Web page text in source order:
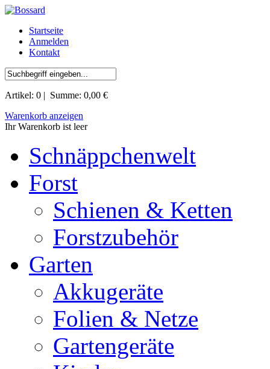
Startseite
Anmelden
Kontakt
Artikel: 0 | Summe: 0,00 €
Warenkorb anzeigen
Ihr Warenkorb ist leer
Schnäppchenwelt
Forst
Schienen & Ketten
Forstzubehör
Garten
Akkugeräte
Folien & Netze
Gartengeräte